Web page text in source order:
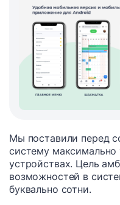
Мы поставили перед
систему
устройствах. Цель
возможностей в
буквально сотни.